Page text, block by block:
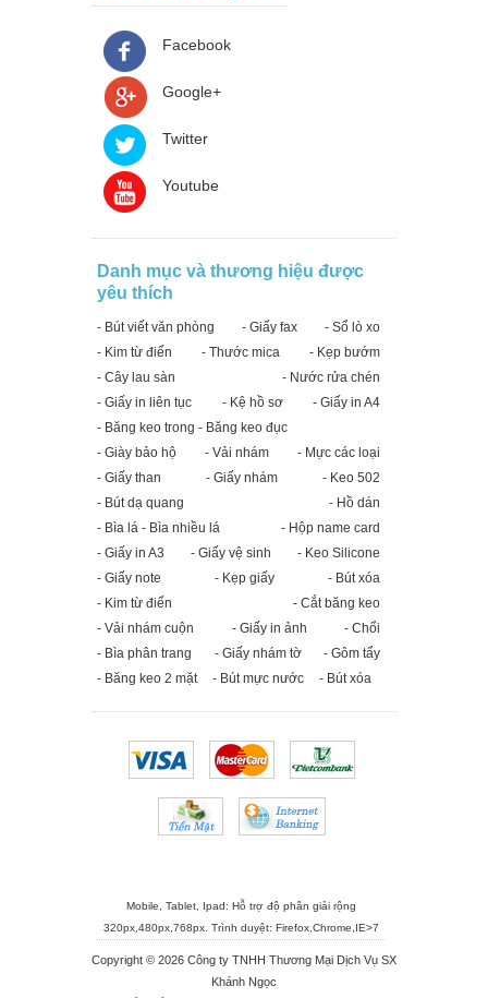
Facebook
Google+
Twitter
Youtube
Danh mục và thương hiệu được
yêu thích
- Bút viết văn phòng - Giấy fax
- Sổ lò xo
- Kim từ điển
- Thước mica
- Kẹp bướm
- Cây lau sàn
- Nước rửa chén
- Giấy in liên tục
- Kệ hồ sơ
- Giấy in A4
- Băng keo trong - Băng keo đục
- Giày bảo hộ
- Vải nhám
- Mực các loại
- Giấy than
- Giấy nhám
- Keo 502
- Bút dạ quang
- Hồ dán
- Bìa lá - Bìa nhiều lá
- Hộp name card
- Giấy in A3
- Giấy vệ sinh
- Keo Silicone
- Giấy note
- Kẹp giấy
- Bút xóa
- Kim từ điển
- Cắt băng keo
- Vải nhám cuộn
- Giấy in ảnh
- Chổi
- Bìa phân trang
- Giấy nhám tờ
- Gôm tẩy
- Băng keo 2 mặt
- Bút mực nước - Bút xóa
Mobile, Tablet, Ipad: Hỗ trợ độ phân giải rộng
320px,480px,768px. Trình duyệt: Firefox,Chrome,IE>7
Copyright © 2026 Công ty TNHH Thương Mại Dịch Vụ SX
Khánh Ngọc